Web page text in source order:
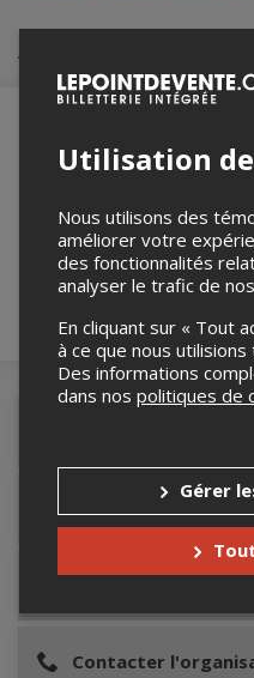
Achat de billets
Informations
Contacter
Utilisation
Nous utilisons des
améliorer votre
des fonctionnalités
analyser le trafic de
En cliquant sur « Tout
à ce que nous
Des informations
dans nos politiques de
Gérer